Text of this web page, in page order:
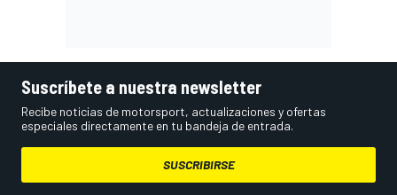
Suscríbete a nuestra newsletter
Recibe noticias de motorsport, actualizaciones y ofertas
especiales directamente en tu bandeja de entrada.
SUSCRIBIRSE